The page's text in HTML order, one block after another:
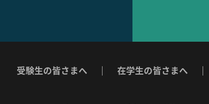
受験生の皆さまへ 在学生の皆さまへ